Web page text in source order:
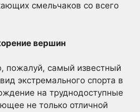
смельчаков со всего
вершин
пожалуй, самый известный
экстремального спорта в
на труднодоступные
не только отличной